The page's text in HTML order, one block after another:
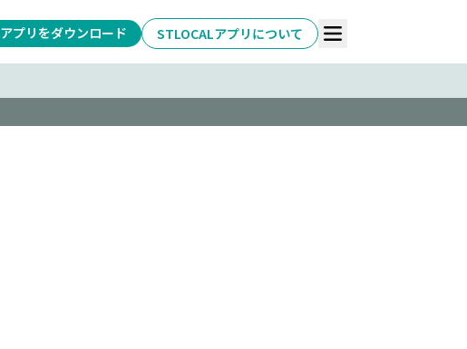
アプリをダウンロード STLOCALアプリについて